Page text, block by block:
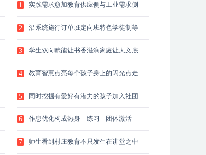
1
实践需求愈加教育供应侧与工业需求侧
之
2
沿系统施行订单班定向班特色学徒制等
多
3
学生双向赋能让书香滋润家庭让人文底
蕴
4
教育智慧点亮每个孩子身上的闪光点走
进
5
同时挖掘有爱好有潜力的孩子加入社团
和
6
作息优化构成热身—练习—团体激活—
讲
7
师生看到村庄教育不只发生在讲堂之中
也